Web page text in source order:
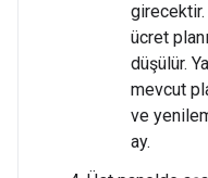
ücret
düşülür.
mevcut
ve
ay.